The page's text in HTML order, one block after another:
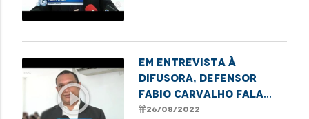
play_circle_outline
Em entrevista à
Difusora, Defensor
Fabio Carvalho fala
sobre termo de
26/08/2022